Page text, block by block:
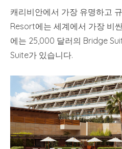
캐리비안에서 가장 유명하고
Resort에는 세계에서 가장 비
에는 25,000 달러의 Bridge
Suite가 있습니다.